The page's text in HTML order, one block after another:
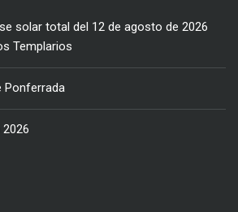
solar total del 12 de agosto de 2026
Templarios
Ponferrada